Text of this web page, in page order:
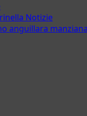
Notizie
anguillara